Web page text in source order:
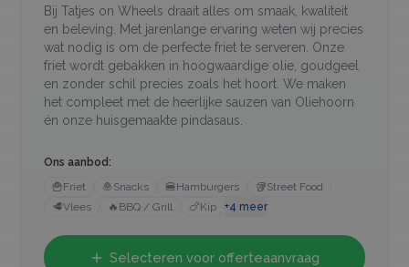
Bij Tatjes on Wheels draait alles om smaak, kwaliteit
en beleving. Met jarenlange ervaring weten wij precies
wat nodig is om de perfecte friet te serveren. Onze
friet wordt gebakken in hoogwaardige olie, goudgeel
en zonder schil precies zoals het hoort. We maken
het compleet met de heerlijke sauzen van Oliehoorn
én onze huisgemaakte pindasaus.
Ons aanbod:
🍟Friet 🧆Snacks 🍔Hamburgers 🥡Street Food
🥩Vlees 🔥 BBQ / Grill 🍗Kip +4 meer
Selecteren voor offerteaanvraag